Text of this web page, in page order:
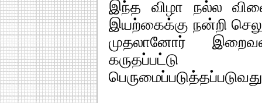
இந்த விழா நல்ல
இயற்கைக்கு நன்றி
முதலானோர்